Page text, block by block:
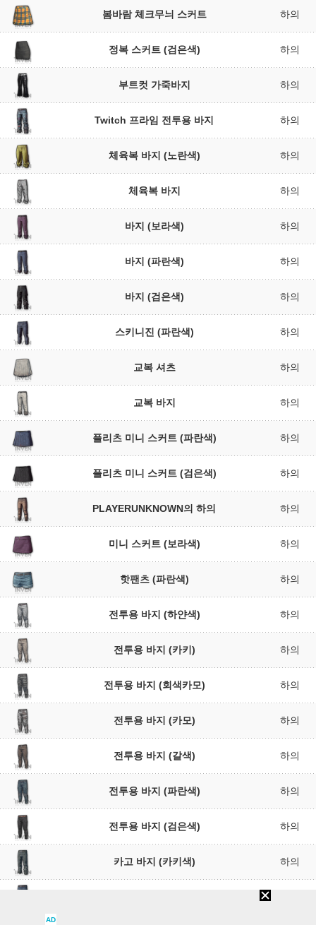
봄바람 체크무늬 스커트 하의
정복 스커트 (검은색) 하의
부트컷 가죽바지 하의
Twitch 프라임 전투용 바지 하의
체육복 바지 (노란색) 하의
체육복 바지 하의
바지 (보라색) 하의
바지 (파란색) 하의
바지 (검은색) 하의
스키니진 (파란색) 하의
교복 셔츠 하의
교복 바지 하의
플리츠 미니 스커트 (파란색) 하의
플리츠 미니 스커트 (검은색) 하의
PLAYERUNKNOWN의 하의 하의
미니 스커트 (보라색) 하의
핫팬츠 (파란색) 하의
전투용 바지 (하얀색) 하의
전투용 바지 (카키) 하의
전투용 바지 (회색카모) 하의
전투용 바지 (카모) 하의
전투용 바지 (갈색) 하의
전투용 바지 (파란색) 하의
전투용 바지 (검은색) 하의
카고 바지 (카키색) 하의
AD